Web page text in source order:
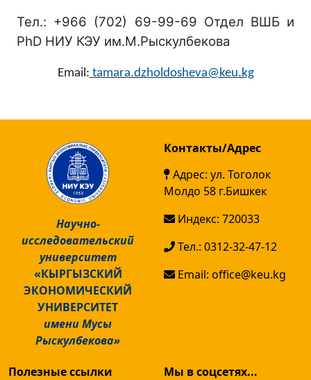
Тел.: +966 (702) 69-99-69 Отдел ВШБ и
PhD НИУ КЭУ им.М.Рыскулбекова
Еmail: tamara.dzholdosheva@keu.kg
Научно-
исследовательский
университет
«КЫРГЫЗСКИЙ
ЭКОНОМИЧЕСКИЙ
УНИВЕРСИТЕТ
имени Мусы
Рыскулбекова»
Контакты/Адрес
Адрес: ул. Тоголок
Молдо 58 г.Бишкек
Индекс: 720033
Тел.: 0312-32-47-12
Email: office@keu.kg
Полезные ссылки
Мы в соцсетях...